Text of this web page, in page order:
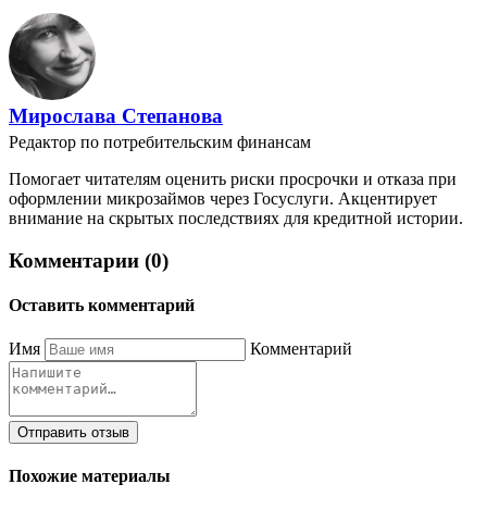
Мирослава Степанова
Редактор по потребительским финансам
Помогает читателям оценить риски просрочки и отказа при
оформлении микрозаймов через Госуслуги. Акцентирует
внимание на скрытых последствиях для кредитной истории.
Комментарии (0)
Оставить комментарий
Имя Комментарий
Отправить отзыв
Похожие материалы